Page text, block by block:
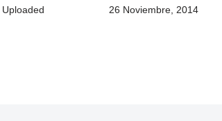
Uploaded 26 Noviembre, 2014